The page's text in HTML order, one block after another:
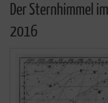
Der Sternhimmel
2016